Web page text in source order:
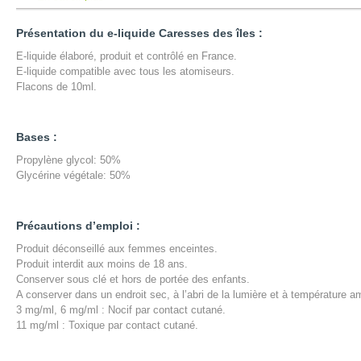
Présentation du e-liquide Caresses des îles :
E-liquide élaboré, produit et contrôlé en France.
E-liquide compatible avec tous les atomiseurs.
Flacons de 10ml .
Bases :
Propylène glycol: 50%
Glycérine végétale: 50%
Précautions d’emploi :
Produit déconseillé aux femmes enceintes.
Produit interdit aux moins de 18 ans.
Conserver sous clé et hors de portée des enfants.
A conserver dans un endroit sec, à l’abri de la lumière et à température
3 mg/ml, 6 mg/ml : Nocif par contact cutané.
11 mg/ml : Toxique par contact cutané.